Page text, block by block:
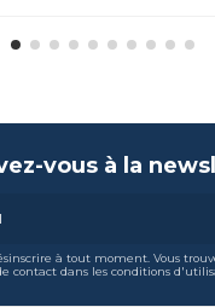
vous à la
à tout moment. Vous
contact dans les conditions